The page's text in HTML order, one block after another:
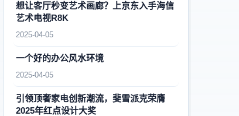
想让客厅秒变艺术画廊？上京东入手海信
艺术电视R8K
2025-04-05
一个好的办公风水环境
2025-04-05
引领顶奢家电创新潮流，斐雪派克荣膺
2025年红点设计大奖